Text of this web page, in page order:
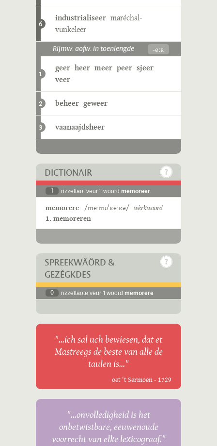
6
industrialiseer maréchal-
vunkeleer
Rijmw. aofw. in toenlengde -eːʀ
1
geer heer meer peer sjeer
veer
2 beheer geweer
3 vaanaajdsheer
DICTIONAIR
1 rizzeltaot veur 't woord memoreer
memorere /meˑmʊˈʀeˑʀə/ wèrkwoord
1. memoreren
SPREEKWÄÖRD &
GEZÈGKDES
0 rizzeltaote veur 't woord memorere
"...ich sal uch bewiesen, dat et
Mastreegs de beste van alle de
taulen is..."
oet 't Sermoen - 1729
"...onvolledigheid is het
onbetwistbare, eeuwenoude
voorrecht van elke lexicograaf."